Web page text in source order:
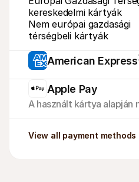
kereskedelmi kártyák
Nem európai gazdasági
térségbeli kártyák
American Express
Apple Pay
A használt kártya
View all payment methods